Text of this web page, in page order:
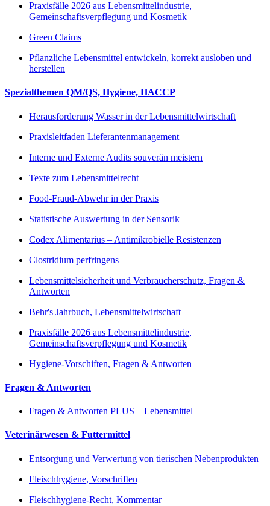
Praxisfälle 2026 aus Lebensmittelindustrie,
Gemeinschaftsverpflegung und Kosmetik
Green Claims
Pflanzliche Lebensmittel entwickeln, korrekt ausloben und
herstellen
Spezialthemen QM/QS, Hygiene, HACCP
Herausforderung Wasser in der Lebensmittelwirtschaft
Praxisleitfaden Lieferantenmanagement
Interne und Externe Audits souverän meistern
Texte zum Lebensmittelrecht
Food-Fraud-Abwehr in der Praxis
Statistische Auswertung in der Sensorik
Codex Alimentarius – Antimikrobielle Resistenzen
Clostridium perfringens
Lebensmittelsicherheit und Verbraucherschutz, Fragen &
Antworten
Behr's Jahrbuch, Lebensmittelwirtschaft
Praxisfälle 2026 aus Lebensmittelindustrie,
Gemeinschaftsverpflegung und Kosmetik
Hygiene-Vorschiften, Fragen & Antworten
Fragen & Antworten
Fragen & Antworten PLUS – Lebensmittel
Veterinärwesen & Futtermittel
Entsorgung und Verwertung von tierischen Nebenprodukten
Fleischhygiene, Vorschriften
Fleischhygiene-Recht, Kommentar